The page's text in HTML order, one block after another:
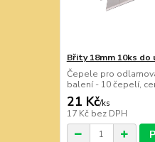
Břity 18mm 10ks do
Čepele pro
balení - 10 čepelí,
21 Kč/ks
17 Kč bez DPH